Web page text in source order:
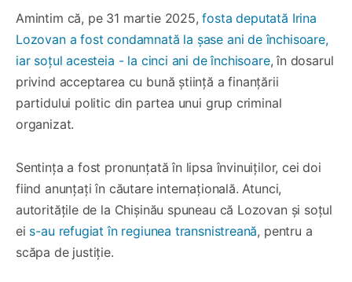
Amintim că, pe 31 martie 2025,fosta deputată Irina
Lozovan a fost condamnată la șase ani de închisoare,
iar soțul acesteia - la cinci ani de închisoare, în dosarul
privind acceptarea cu bună știință a finanțării
partidului politic din partea unui grup criminal
organizat.
Sentința a fost pronunțată în lipsa învinuiților, cei doi
fiind anunțați în căutare internațională. Atunci,
autoritățile de la Chișinău spuneau că Lozovan și soțul
ei s-au refugiat în regiunea transnistreană, pentru a
scăpa de justiție.